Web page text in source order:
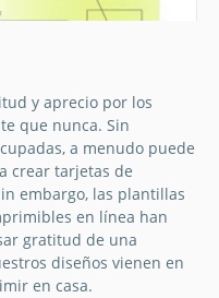
que deleitará a
a.
y aprecio por los
que nunca. Sin
a menudo puede
crear tarjetas de
embargo, las plantillas
en línea han
gratitud de una
diseños vienen en
en casa.